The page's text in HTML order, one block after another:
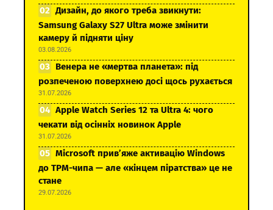
Дизайн, до якого треба звикнути:
Samsung Galaxy S27 Ultra може змінити
камеру й підняти ціну
03.08.2026
Венера не «мертва планета»: під
розпеченою поверхнею досі щось рухається
31.07.2026
Apple Watch Series 12 та Ultra 4: чого
чекати від осінніх новинок Apple
31.07.2026
Microsoft прив’яже активацію Windows
до TPM-чипа — але «кінцем піратства» це не
стане
29.07.2026